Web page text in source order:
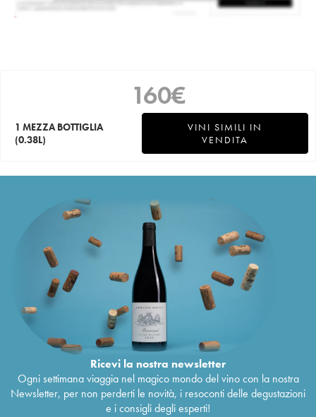
160€
1 MEZZA BOTTIGLIA
(0.38L)
VINI SIMILI IN
VENDITA
Ricevi la nostra newsletter
Ogni settimana viaggia nel magico mondo del vino con la nostra
Newsletter, per non perderti le novità, i resoconti delle degustazioni
e i consigli degli esperti!